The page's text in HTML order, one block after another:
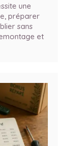
une
préparer
sans
et